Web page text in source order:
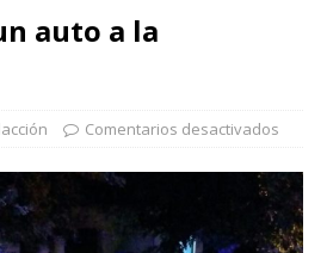
auto a la
Comentarios desactivados